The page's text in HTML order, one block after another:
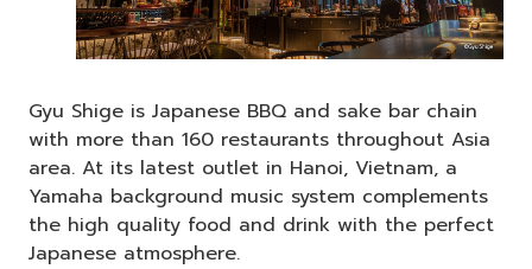
Gyu Shige is Japanese BBQ and sake bar chain
with more than 160 restaurants throughout Asia
area. At its latest outlet in Hanoi, Vietnam, a
Yamaha background music system complements
the high quality food and drink with the perfect
Japanese atmosphere.